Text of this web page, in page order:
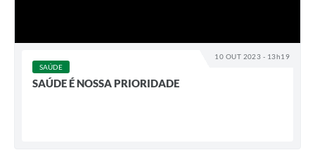
10 OUT 2023 - 13h19
SAÚDE
SAÚDE É NOSSA PRIORIDADE